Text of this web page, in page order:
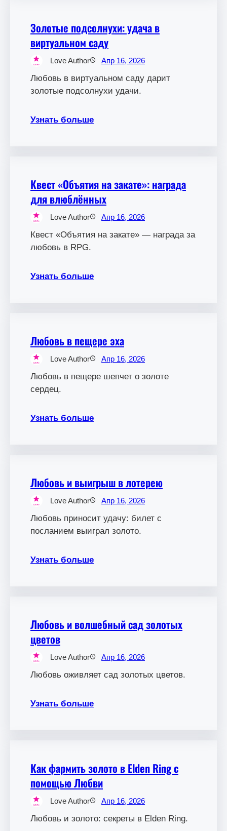
Золотые подсолнухи: удача в
виртуальном саду
Love Author Апр 16, 2026
Любовь в виртуальном саду дарит
золотые подсолнухи удачи.
Узнать больше
Квест «Объятия на закате»: награда
для влюблённых
Love Author Апр 16, 2026
Квест «Объятия на закате» — награда за
любовь в RPG.
Узнать больше
Любовь в пещере эха
Love Author Апр 16, 2026
Любовь в пещере шепчет о золоте
сердец.
Узнать больше
Любовь и выигрыш в лотерею
Love Author Апр 16, 2026
Любовь приносит удачу: билет с
посланием выиграл золото.
Узнать больше
Любовь и волшебный сад золотых
цветов
Love Author Апр 16, 2026
Любовь оживляет сад золотых цветов.
Узнать больше
Как фармить золото в Elden Ring с
помощью Любви
Love Author Апр 16, 2026
Любовь и золото: секреты в Elden Ring.